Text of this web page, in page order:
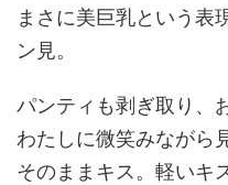
まさに美巨乳という表
ン見。
パンティも剥ぎ取り、
わたしに微笑みながら
そのままキス。軽いキ